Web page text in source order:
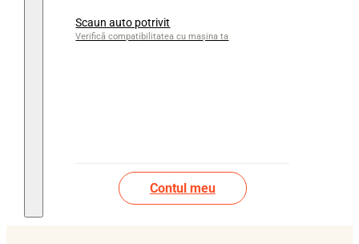
Scaun auto potrivit
Verifică compatibilitatea cu mașina ta
Contul meu